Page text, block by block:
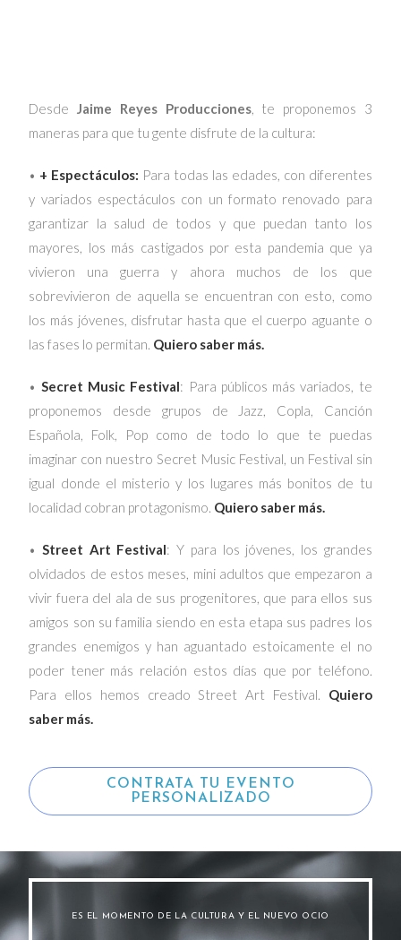
Desde Jaime Reyes Producciones, te proponemos 3
maneras para que tu gente disfrute de la cultura:
• + Espectáculos: Para todas las edades, con diferentes
y variados espectáculos con un formato renovado para
garantizar la salud de todos y que puedan tanto los
mayores, los más castigados por esta pandemia que ya
vivieron una guerra y ahora muchos de los que
sobrevivieron de aquella se encuentran con esto, como
los más jóvenes, disfrutar hasta que el cuerpo aguante o
las fases lo permitan. Quiero saber más.
• Secret Music Festival: Para públicos más variados, te
proponemos desde grupos de Jazz, Copla, Canción
Española, Folk, Pop como de todo lo que te puedas
imaginar con nuestro Secret Music Festival, un Festival sin
igual donde el misterio y los lugares más bonitos de tu
localidad cobran protagonismo. Quiero saber más.
•Street Art Festival: Y para los jóvenes, los grandes
olvidados de estos meses, mini adultos que empezaron a
vivir fuera del ala de sus progenitores, que para ellos sus
amigos son su familia siendo en esta etapa sus padres los
grandes enemigos y han aguantado estoicamente el no
poder tener más relación estos días que por teléfono.
Para ellos hemos creado Street Art Festival. Quiero
saber más.
CONTRATA TU EVENTO
PERSONALIZADO
ES EL MOMENTO DE LA CULTURA Y EL NUEVO OCIO